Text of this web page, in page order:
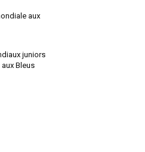
aux
juniors
Bleus